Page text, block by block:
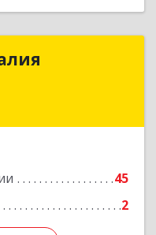
45
2
Наталия
Подробнее